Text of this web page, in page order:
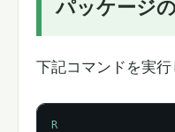
パッケージ
下記コマンドを実行
R